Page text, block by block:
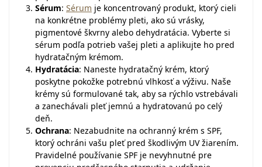
Sérum: Sérum je koncentrovaný produkt, ktorý cieli
na konkrétne problémy pleti, ako sú vrásky,
pigmentové škvrny alebo dehydratácia. Vyberte si
sérum podľa potrieb vašej pleti a aplikujte ho pred
hydratačným krémom.
Hydratácia: Naneste hydratačný krém, ktorý
poskytne pokožke potrebnú vlhkosť a výživu. Naše
krémy sú formulované tak, aby sa rýchlo vstrebávali
a zanechávali pleť jemnú a hydratovanú po celý
deň.
Ochrana: Nezabudnite na ochranný krém s SPF,
ktorý ochráni vašu pleť pred škodlivým UV žiarením.
Pravidelné používanie SPF je nevyhnutné pre